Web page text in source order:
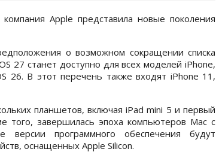
Apple представила новые поколения
о возможном сокращении списка
27 станет доступно для всех моделей iPhone,
26. В этот перечень также входят iPhone 11,
планшетов, включая iPad mini 5 и первый
того, завершилась эпоха компьютеров Mac с
программного обеспечения будут
оснащенных Apple Silicon.